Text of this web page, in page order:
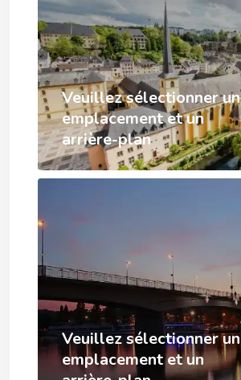
Veuillez sélectionner un
emplacement et un
arrière-plan
Veuillez sélectionner un
emplacement et un